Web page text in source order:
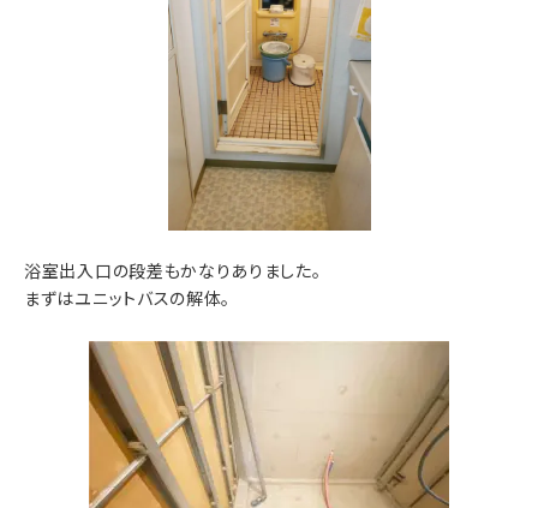
浴室出入口の段差もかなりありました。
まずはユニットバスの解体。